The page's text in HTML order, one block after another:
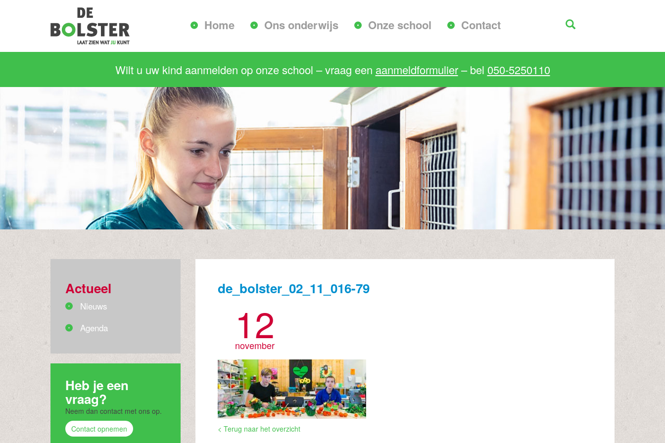
Home Ons onderwijs Onze school Contact
Wilt u uw kind aanmelden op onze school – vraag een aanmeldformulier– bel 050-5250110
de_bolster_02_11_016-79
12
november
< Terug naar het overzicht
Actueel
Nieuws
Agenda
Heb je een
vraag?
Neem dan contact met ons op.
Contact opnemen